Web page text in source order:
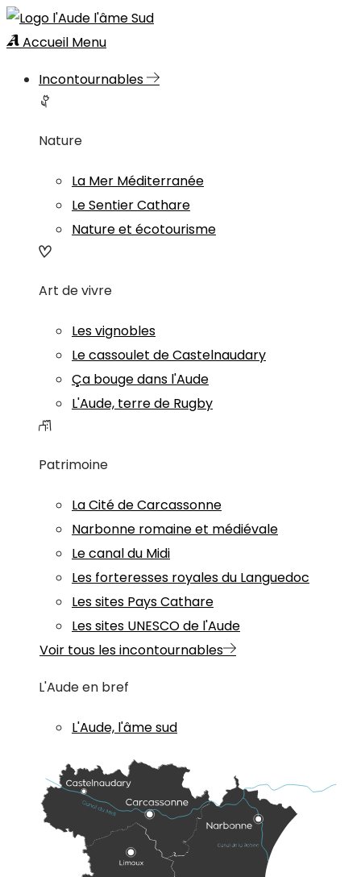
Accueil Menu
Incontournables
Nature
La Mer Méditerranée
Le Sentier Cathare
Nature et écotourisme
Art de vivre
Les vignobles
Le cassoulet de Castelnaudary
Ça bouge dans l'Aude
L'Aude, terre de Rugby
Patrimoine
La Cité de Carcassonne
Narbonne romaine et médiévale
Le canal du Midi
Les forteresses royales du Languedoc
Les sites Pays Cathare
Les sites UNESCO de l'Aude
Voir tous les incontournables
L'Aude en bref
L'Aude, l'âme sud